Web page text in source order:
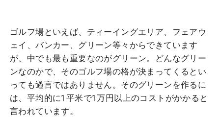
ゴルフ場といえば、ティーイングエリア、フェアウ
ェイ、バンカー、グリーン等々からできています
が、中でも最も重要なのがグリーン。どんなグリー
ンなのかで、そのゴルフ場の格が決まってくるとい
っても過言ではありません。そのグリーンを作るに
は、平均的に1平米で1万円以上のコストがかかると
言われています。